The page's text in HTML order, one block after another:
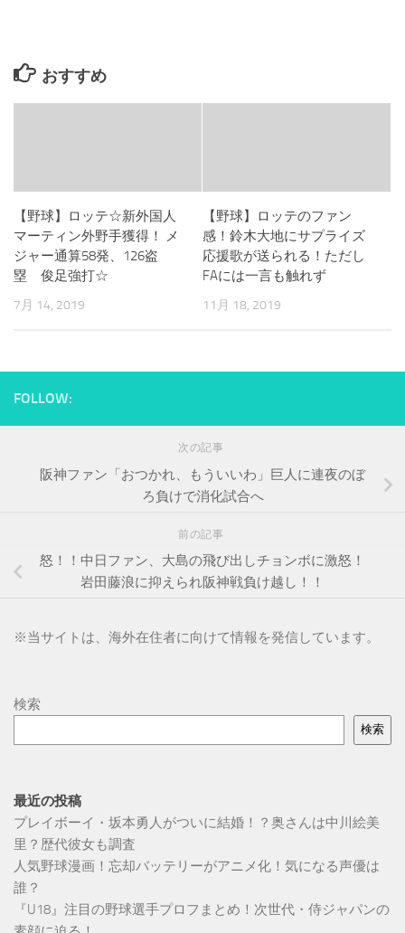
おすすめ
【野球】ロッテ☆新外国人
マーティン外野手獲得！ メ
ジャー通算58発、126盗
塁 俊足強打☆
7月 14, 2019
【野球】ロッテのファン
感！鈴木大地にサプライズ
応援歌が送られる！ただし
FAには一言も触れず
11月 18, 2019
FOLLOW:
次の記事
阪神ファン「おつかれ、もういいわ」巨人に連夜のぼ
ろ負けで消化試合へ
前の記事
怒！！中日ファン、大島の飛び出しチョンボに激怒！
岩田藤浪に抑えられ阪神戦負け越し！！
※当サイトは、海外在住者に向けて情報を発信しています。
検索
検索
最近の投稿
プレイボーイ・坂本勇人がついに結婚！？奥さんは中川絵美
里？歴代彼女も調査
人気野球漫画！忘却バッテリーがアニメ化！気になる声優は
誰？
『U18』注目の野球選手プロフまとめ！次世代・侍ジャパンの